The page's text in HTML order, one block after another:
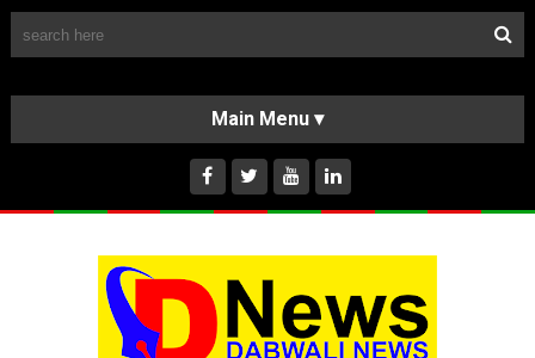
HOME
ABOUT US
INSTAGRAM